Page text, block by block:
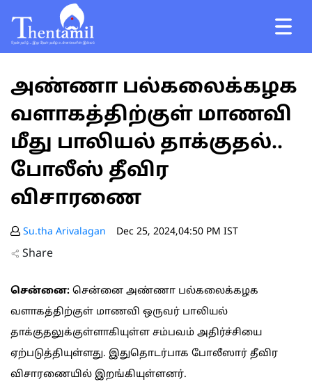
அண்ணா பல்கலைக்கழக
வளாகத்திற்குள் மாணவி
மீது பாலியல் தாக்குதல்..
போலீஸ் தீவிர
விசாரணை
Su.tha Arivalagan Dec 25, 2024,04:50 PM IST
Share
சென்னை: சென்னை அண்ணா பல்கலைக்கழக
வளாகத்திற்குள் மாணவி ஒருவர் பாலியல்
தாக்குதலுக்குள்ளாகியுள்ள சம்பவம் அதிர்ச்சியை
ஏற்படுத்தியுள்ளது. இதுதொடர்பாக போலீஸார் தீவிர
விசாரணையில் இறங்கியுள்ளனர்.